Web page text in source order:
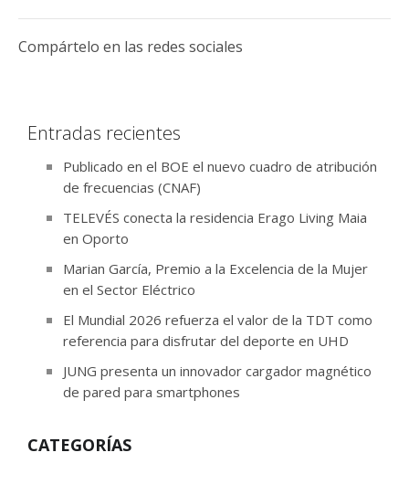
Compártelo en las redes sociales
Entradas recientes
Publicado en el BOE el nuevo cuadro de atribución
de frecuencias (CNAF)
TELEVÉS conecta la residencia Erago Living Maia
en Oporto
Marian García, Premio a la Excelencia de la Mujer
en el Sector Eléctrico
El Mundial 2026 refuerza el valor de la TDT como
referencia para disfrutar del deporte en UHD
JUNG presenta un innovador cargador magnético
de pared para smartphones
CATEGORÍAS